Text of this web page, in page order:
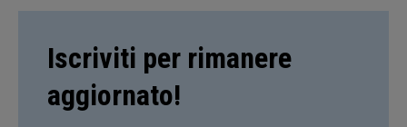
Iscriviti per rimanere
aggiornato!